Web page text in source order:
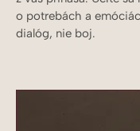
o potrebách a
dialóg, nie boj.